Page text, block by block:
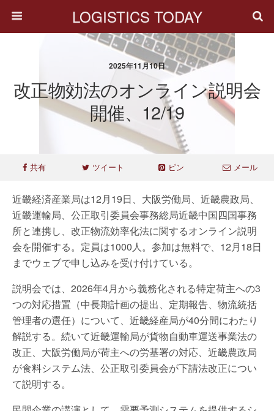
LOGISTICS TODAY
2025年11月10日
改正物効法のオンライン説明会
開催、12/19
共有 ツイート ピン メール
近畿経済産業局は12月19日、大阪労働局、近畿農政局、
近畿運輸局、公正取引委員会事務総局近畿中国四国事務
所と連携し、改正物流効率化法に関するオンライン説明
会を開催する。定員は1000人。参加は無料で、12月18日
までウェブで申し込みを受け付けている。
説明会では、2026年4月から義務化される特定荷主への3
つの対応措置（中長期計画の提出、定期報告、物流統括
管理者の選任）について、近畿経産局が40分間にわたり
解説する。続いて近畿運輸局が貨物自動車運送事業法の
改正、大阪労働局が荷主への労基署の対応、近畿農政局
が食料システム法、公正取引委員会が下請法改正につい
て説明する。